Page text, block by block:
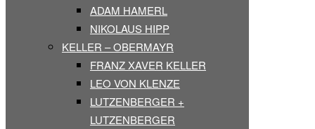
ADAM HAMERL
NIKOLAUS HIPP
KELLER – OBERMAYR
FRANZ XAVER KELLER
LEO VON KLENZE
LUTZENBERGER +
LUTZENBERGER